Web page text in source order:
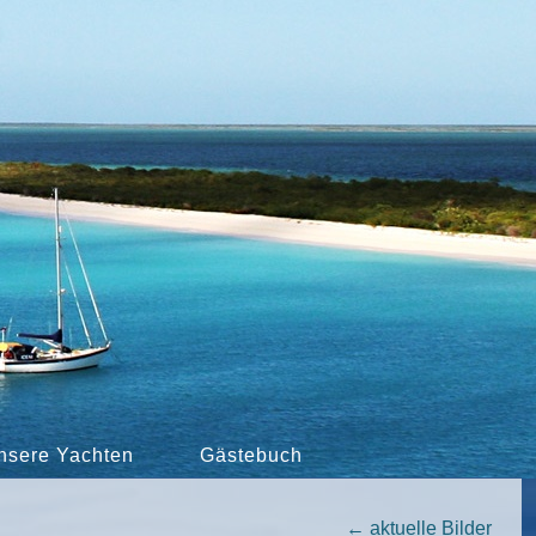
Yachten Gästebuch
← aktuelle Bilder